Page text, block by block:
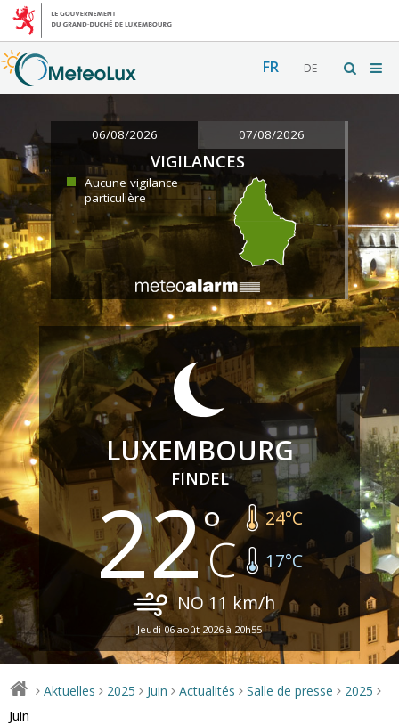
FR DE
06/08/2026 07/08/2026
VIGILANCES
Aucune vigilance
particulière
LUXEMBOURG
FINDEL
22 24°C
17°C
NO 11 km/h
Jeudi 06 août 2026 à 20h55
> Aktuelles > 2025 > Juin > Actualités > Salle de presse > 2025 >
Juin